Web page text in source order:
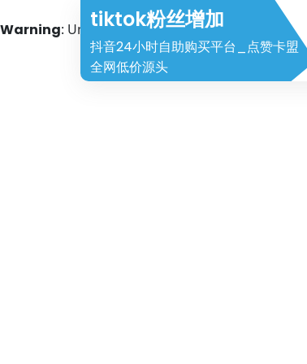
Warning: Undefined array key 2 in/www/
tiktok粉丝增加
抖音24小时自助购买平台_点赞卡盟
全网低价源头